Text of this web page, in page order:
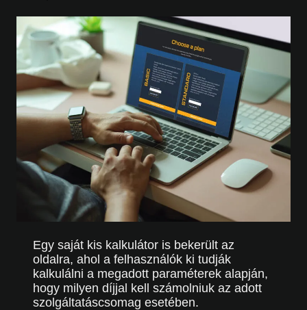
Egy saját kis kalkulátor is bekerült az
oldalra, ahol a felhasználók ki tudják
kalkulálni a megadott paraméterek alapján,
hogy milyen díjjal kell számolniuk az adott
szolgáltatáscsomag esetében.